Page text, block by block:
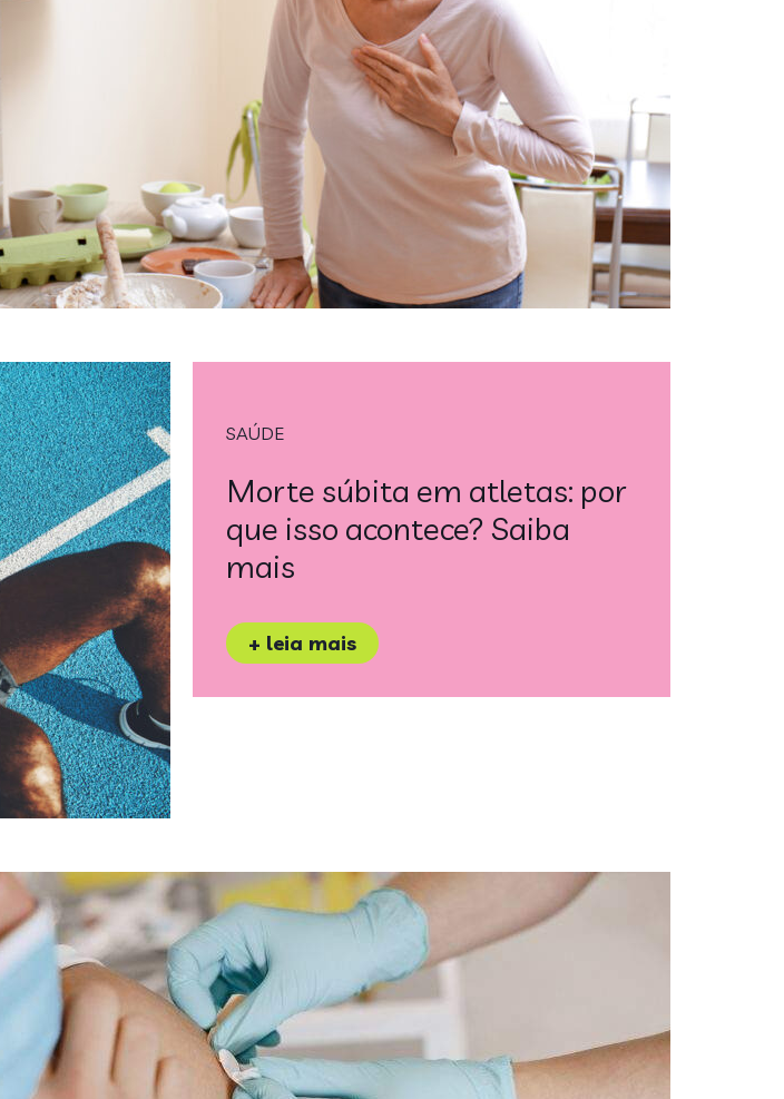
SAÚDE
Morte súbita em atletas: por
que isso acontece? Saiba
mais
+ leia mais